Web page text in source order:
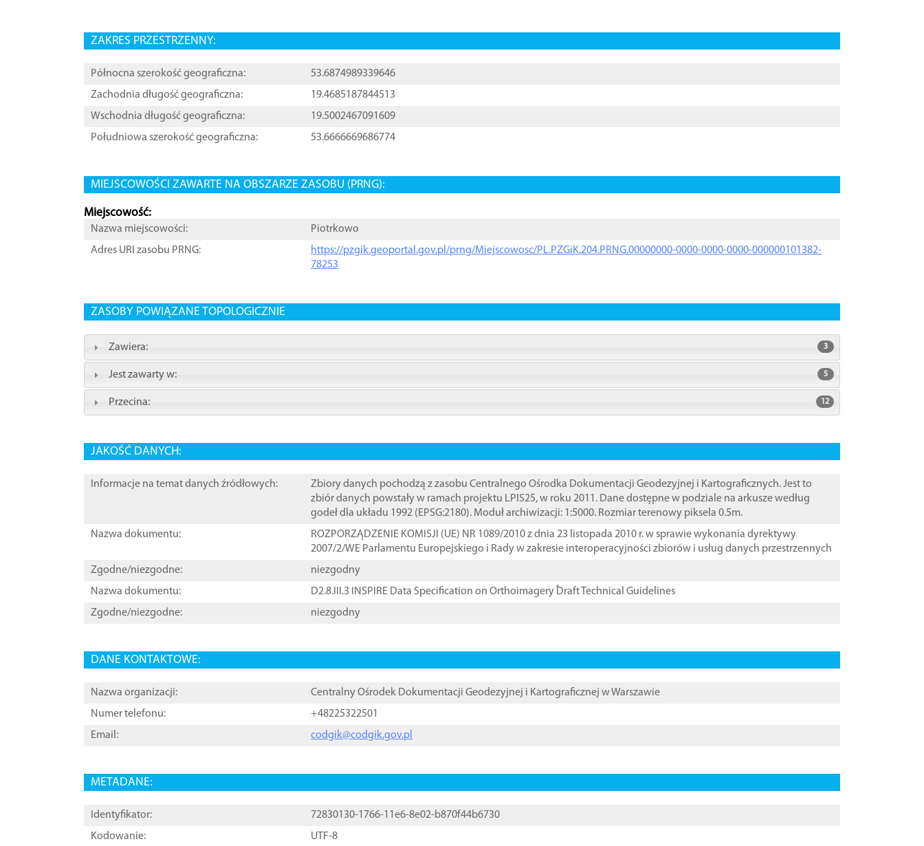
ZAKRES PRZESTRZENNY:
Północna szerokość geograficzna:
53.6874989339646
Zachodnia długość geograficzna:
19.4685187844513
Wschodnia długość geograficzna:
19.5002467091609
Południowa szerokość geograficzna:
53.6666669686774
MIEJSCOWOŚCI ZAWARTE NA OBSZARZE ZASOBU (PRNG):
Miejscowość:
Nazwa miejscowości:
Piotrkowo
Adres URI zasobu PRNG:
https://pzgik.geoportal.gov.pl/prng/Miejscowosc/PL.PZGiK.204.PRNG.00000000-0000-0000-0000-000000101382-
78253
ZASOBY POWIĄZANE TOPOLOGICZNIE
Zawiera: 3
Jest zawarty w: 5
Przecina: 12
JAKOŚĆ DANYCH:
Informacje na temat danych źródłowych:
Zbiory danych pochodzą z zasobu Centralnego Ośrodka Dokumentacji Geodezyjnej i Kartograficznych. Jest to
zbiór danych powstały w ramach projektu LPIS25, w roku 2011. Dane dostępne w podziale na arkusze według
godeł dla układu 1992 (EPSG:2180). Moduł archiwizacji: 1:5000. Rozmiar terenowy piksela 0.5m.
Nazwa dokumentu:
ROZPORZĄDZENIE KOMISJI (UE) NR 1089/2010 z dnia 23 listopada 2010 r. w sprawie wykonania dyrektywy
2007/2/WE Parlamentu Europejskiego i Rady w zakresie interoperacyjności zbiorów i usług danych przestrzennych
Zgodne/niezgodne:
niezgodny
Nazwa dokumentu:
D2.8.III.3 INSPIRE Data Specification on Orthoimagery ֠Draft Technical Guidelines
Zgodne/niezgodne:
niezgodny
DANE KONTAKTOWE:
Nazwa organizacji:
Centralny Ośrodek Dokumentacji Geodezyjnej i Kartograficznej w Warszawie
Numer telefonu:
+48225322501
Email:
codgik@codgik.gov.pl
METADANE:
Identyfikator:
72830130-1766-11e6-8e02-b870f44b6730
Kodowanie:
UTF-8